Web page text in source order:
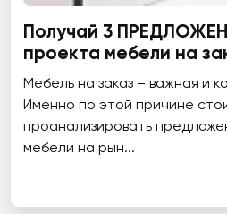
Получай 3
проекта мебели на
Мебель на заказ – важная и
Именно по этой причине
проанализировать
мебели на рын...